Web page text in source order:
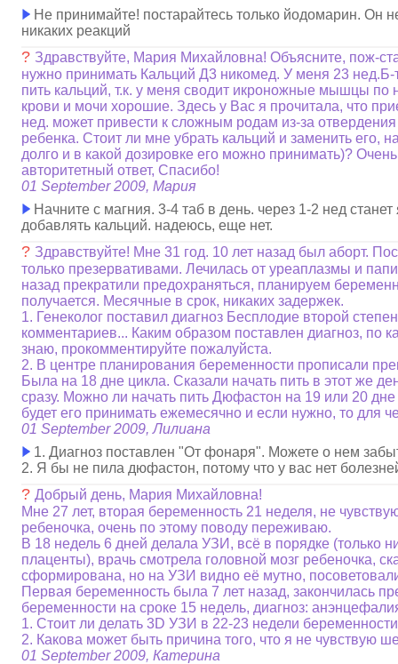
Не принимайте! постарайтесь только йодомарин. Он
никаких реакций
? Здравствуйте, Мария Михайловна! Объясните, пож-
нужно принимать Кальций Д3 никомед. У меня 23
пить кальций, т.к. у меня сводит икроножные мышцы по
крови и мочи хорошие. Здесь у Вас я прочитала, что
нед. может привести к сложным родам из-за отвердения
ребенка. Стоит ли мне убрать кальций и заменить его,
долго и в какой дозировке его можно принимать)?
авторитетный ответ, Спасибо!
01 September 2009, Мария
Начните с магния. 3-4 таб в день. через 1-2 нед
добавлять кальций. надеюсь, еще нет.
? Здравствуйте! Мне 31 год. 10 лет назад был аборт.
только презервативами. Лечилась от уреаплазмы и
назад прекратили предохраняться, планируем
получается. Месячные в срок, никаких задержек.
1. Генеколог поставил диагноз Бесплодие второй
комментариев... Каким образом поставлен диагноз, по
знаю, прокомментируйте пожалуйста.
2. В центре планирования беременности прописали
Была на 18 дне цикла. Сказали начать пить в этот же
сразу. Можно ли начать пить Дюфастон на 19 или 20
будет его принимать ежемесячно и если нужно, то для
01 September 2009, Лилиана
1. Диагноз поставлен "От фонаря". Можете о нем
2. Я бы не пила дюфастон, потому что у вас нет
?Добрый день, Мария Михайловна!
Мне 27 лет, вторая беременность 21 неделя, не
ребеночка, очень по этому поводу переживаю.
В 18 недель 6 дней делала УЗИ, всё в порядке (только
плаценты), врачь смотрела головной мозг ребеночка,
сформирована, но на УЗИ видно её мутно,
Первая беременность была 7 лет назад, закончилась
беременности на сроке 15 недель, диагноз:
1. Стоит ли делать 3D УЗИ в 22-23 недели
2. Какова может быть причина того, что я не чувствую
01 September 2009, Катерина